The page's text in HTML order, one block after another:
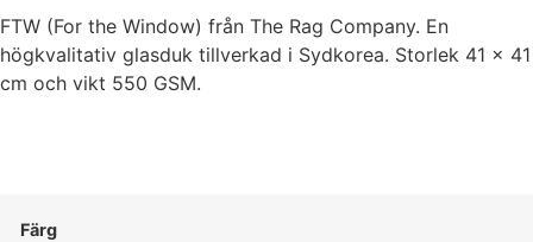
FTW (For the Window) från The Rag Company. En
högkvalitativ glasduk tillverkad i Sydkorea. Storlek 41 x 41
cm och vikt 550 GSM.
Färg
Dessa kakor
går inte att välja
bort. De